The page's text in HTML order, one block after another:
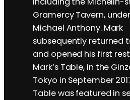
Gramercy Tavern,
Michael Anthony. Mark
subsequently returned
and opened his first
Mark’s Table, in the
Tokyo in September
Table was featured in